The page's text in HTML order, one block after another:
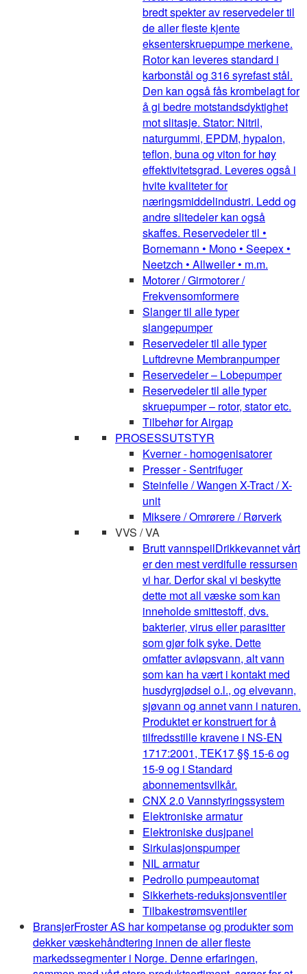
bredt spekter av reservedeler til
de aller fleste kjente
eksenterskruepumpe merkene.
Rotor kan leveres standard i
karbonstål og 316 syrefast stål.
Den kan også fås krombelagt for
å gi bedre motstandsdyktighet
mot slitasje. Stator: Nitril,
naturgummi, EPDM, hypalon,
teflon, buna og viton for høy
effektivitetsgrad. Leveres også i
hvite kvaliteter for
næringsmiddelindustri. Ledd og
andre slitedeler kan også
skaffes. Reservedeler til •
Bornemann • Mono • Seepex •
Neetzch • Allweiler • m.m.
Motorer / Girmotorer /
Frekvensomformere
Slanger til alle typer
slangepumper
Reservedeler til alle typer
Luftdrevne Membranpumper
Reservedeler – Lobepumper
Reservedeler til alle typer
skruepumper – rotor, stator etc.
Tilbehør for Airgap
PROSESSUTSTYR
Kverner - homogenisatorer
Presser - Sentrifuger
Steinfelle / Wangen X-Tract / X-
unit
Miksere / Omrørere / Rørverk
VVS / VA
Brutt vannspeilDrikkevannet vårt
er den mest verdifulle ressursen
vi har. Derfor skal vi beskytte
dette mot all væske som kan
inneholde smittestoff, dvs.
bakterier, virus eller parasitter
som gjør folk syke. Dette
omfatter avløpsvann, alt vann
som kan ha vært i kontakt med
husdyrgjødsel o.l., og elvevann,
sjøvann og annet vann i naturen.
Produktet er konstruert for å
tilfredsstille kravene i NS-EN
1717:2001, TEK17 §§ 15-6 og
15-9 og i Standard
abonnementsvilkår.
CNX 2.0 Vannstyringssystem
Elektroniske armatur
Elektroniske dusjpanel
Sirkulasjonspumper
NIL armatur
Pedrollo pumpeautomat
Sikkerhets-reduksjonsventiler
Tilbakestrømsventiler
BransjerFroster AS har kompetanse og produkter som
dekker væskehåndtering innen de aller fleste
markedssegmenter i Norge. Denne erfaringen,